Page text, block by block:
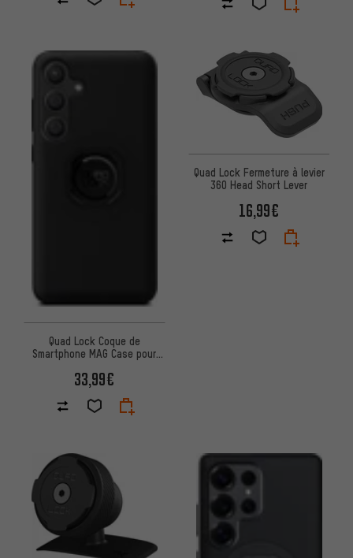
Quad Lock Coque de
Smartphone MAG Case pour
33,99€
Quad Lock Fermeture à levier
360 Head Short Lever
16,99€